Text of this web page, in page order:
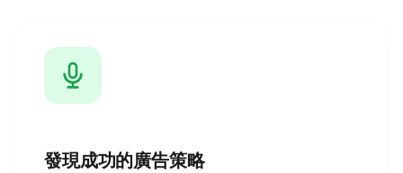
發現成功的廣告策略